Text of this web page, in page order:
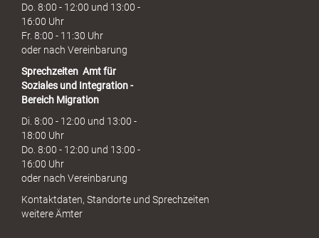
Do. 8:00 - 12:00 und 13:00 -
16:00 Uhr
Fr. 8:00 - 11:30 Uhr
oder nach Vereinbarung
Sprechzeiten Amt für
Soziales und Integration -
Bereich Migration
Di. 8:00 - 12:00 und 13:00 -
18:00 Uhr
Do. 8:00 - 12:00 und 13:00 -
16:00 Uhr
oder nach Vereinbarung
Kontaktdaten, Standorte und Sprechzeiten
weitere Ämter